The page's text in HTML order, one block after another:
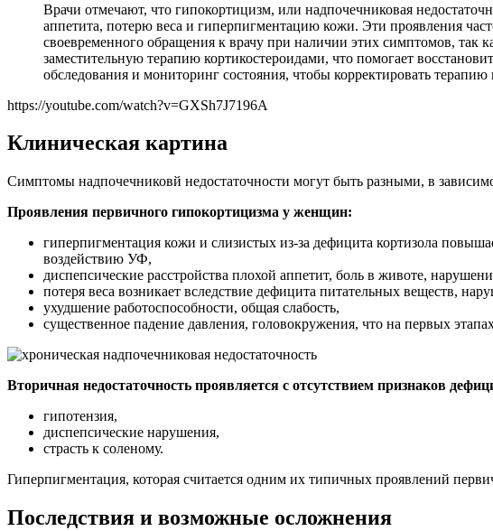
Врачи отмечают, что гипокортицизм, или надпочечниковая
аппетита, потерю веса и гиперпигментацию кожи. Эти проявления
своевременного обращения к врачу при наличии этих симптомов, так
заместительную терапию кортикостероидами, что помогает
обследования и мониторинг состояния, чтобы корректировать
https://youtube.com/watch?v=GXSh7J7196A
Клиническая картина
Симптомы надпочечниковй недостаточности могут быть разными, в
Проявления первичного гипокортицизма у женщин:
гиперпигментация кожи и слизистых из-за дефицита кортизола
воздействию УФ,
диспепсические расстройства плохой аппетит, боль в животе,
потеря веса возникает вследствие дефицита питательных веществ,
ухудшение работоспособности, общая слабость,
существенное падение давления, головокружения, что на первых
Вторичная недостаточность проявляется с отсутствием признаков
гипотензия,
диспепсические нарушения,
страсть к соленому.
Гиперпигментация, которая считается одним их типичных проявлений
Последствия и возможные осложнения